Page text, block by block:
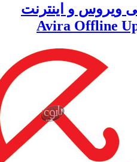
و اینترنت